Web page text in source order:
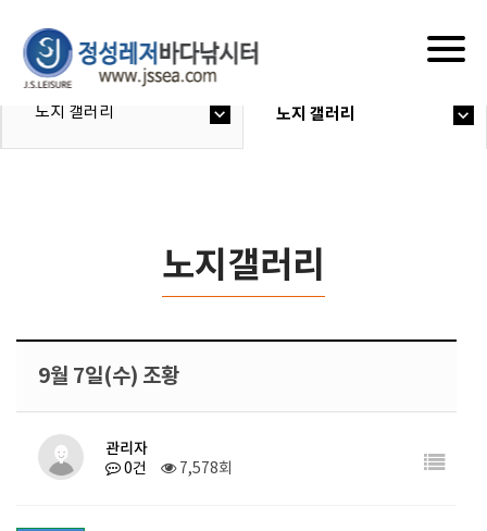
노지 갤러리 노지 갤러리
노지갤러리
9월 7일(수) 조황
관리자
0건 7,578회